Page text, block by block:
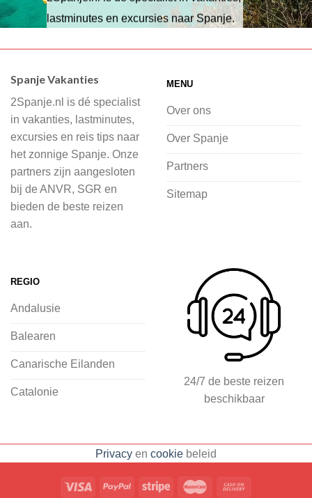
lastminutes en excursies naar Spanje.
Wij hebben een breed scala aan
of je nu wilt relaxen op het strand,
cultuur wilt ontdekken of avontuur zoekt
in de natuur.
Bij 2Spanje.nl begint de voorpret al
voordat je het vliegtuig instapt, door
inspiratie op te doen over dit zonnige
vliegvakantie zoeken en boeken bij
2Spanje.nl, met een team dat altijd
klaarstaat om eventuele vragen te
beantwoorden en ervoor te zorgen dat
jij met een gerust hart op vakantie kunt
accommodaties: resorts, hotels en
Voorpret met inspirerende
Spanje Vakanties
2Spanje.nl is dé specialist
in vakanties, lastminutes,
excursies en reis tips naar
het zonnige Spanje. Onze
partners zijn aangesloten
bij de ANVR, SGR en
bieden de beste reizen
aan.
MENU
Over ons
Over Spanje
Partners
Sitemap
REGIO
Andalusie
Balearen
Canarische Eilanden
Catalonie
24/7 de beste reizen
beschikbaar
Privacy en cookie beleid